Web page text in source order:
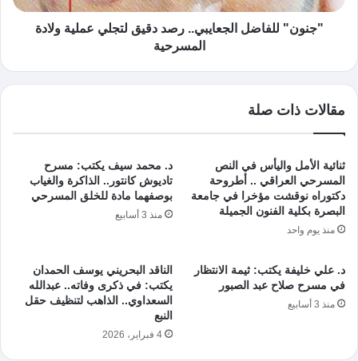
"جنون" للفاضل الجعايبي.. رصد دقيق لتجلي عملية ولادة
المسرحية
مقالات ذات صلة
ثنائية الأمل واليأس في النص
المسرحي العراقي .. أطروحة
دكتوراه نوقشت مؤخرا في جامعة
البصرة بكلية الفنون الجميلة
منذ يوم واحد
د. محمد سيف يكتب: مسرح
تاديوش كانتور.. الذاكرة والغياب
بوصفهما مادة للخلق المسرحي
منذ 3 أسابيع
د. علي خليفة يكتب: ثيمة الانتظار
في مسرح صلاح عبد الصبور
منذ 3 أسابيع
الناقد البحريني يوسف الحمدان
يكتب: في ذكرى وفاته.. عبدالله
السعداوي.. الذاهب لتنظيف حقل
النبع
4 فبراير، 2026